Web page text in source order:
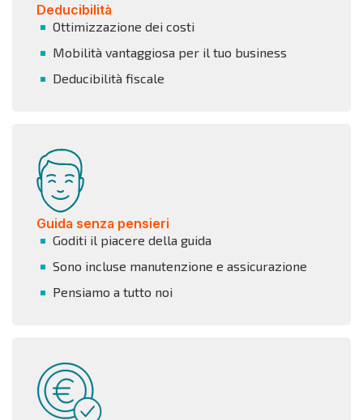
Deducibilità
Ottimizzazione dei costi
Mobilità vantaggiosa per il tuo business
Deducibilità fiscale
Guida senza pensieri
Goditi il piacere della guida
Sono incluse manutenzione e assicurazione
Pensiamo a tutto noi